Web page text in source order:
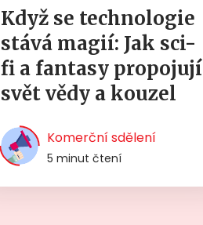
Když se technologie
stává magií: Jak sci-
fi a fantasy propojují
svět vědy a kouzel
Komerční sdělení
5 minut čtení